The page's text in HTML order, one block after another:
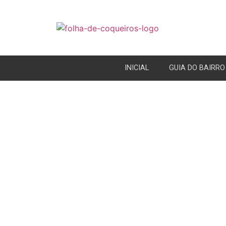
INICIAL GUIA DO BAIRRO